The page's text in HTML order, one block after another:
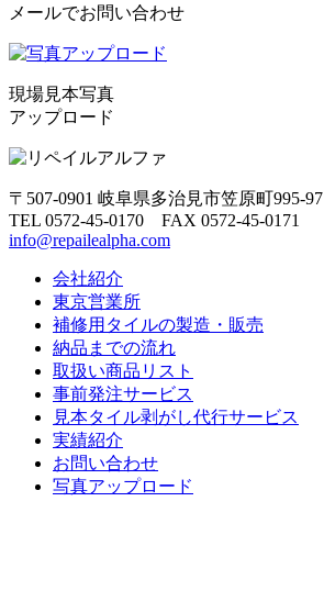
メールでお問い合わせ
現場見本写真
アップロード
〒507-0901 岐阜県多治見市笠原町995-97
TEL 0572-45-0170 FAX 0572-45-0171
info@repailealpha.com
会社紹介
東京営業所
補修用タイルの製造・販売
納品までの流れ
取扱い商品リスト
事前発注サービス
見本タイル剥がし代行サービス
実績紹介
お問い合わせ
写真アップロード